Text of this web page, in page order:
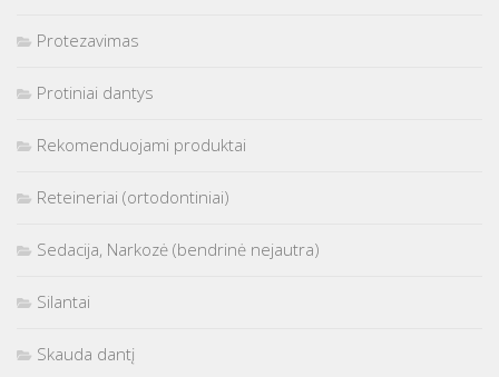
Protezavimas
Protiniai dantys
Rekomenduojami produktai
Reteineriai (ortodontiniai)
Sedacija, Narkozė (bendrinė nejautra)
Silantai
Skauda dantį